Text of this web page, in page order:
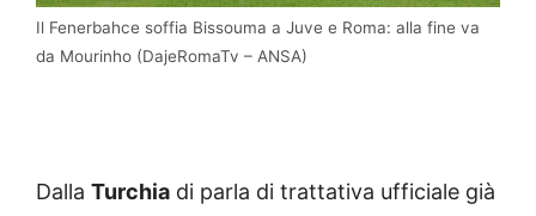
Il Fenerbahce soffia Bissouma a Juve e Roma: alla fine va
da Mourinho (DajeRomaTv – ANSA)
Dalla Turchia di parla di trattativa ufficiale già